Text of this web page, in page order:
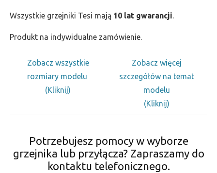
Wszystkie grzejniki Tesi mają 10 lat gwarancji.
Produkt na indywidualne zamówienie.
Zobacz wszystkie
rozmiary modelu
(Kliknij)
Zobacz więcej
szczegółów na temat
modelu
(Kliknij)
Potrzebujesz pomocy w wyborze
grzejnika lub przyłącza? Zapraszamy do
kontaktu telefonicznego.